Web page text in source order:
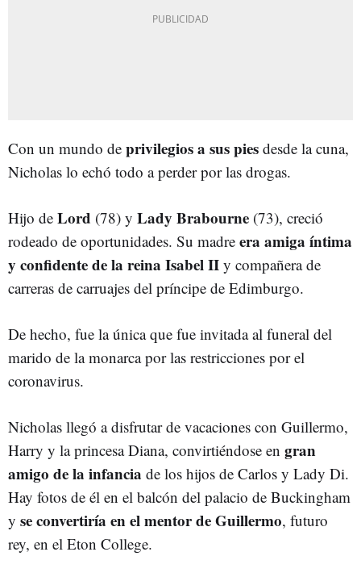
Con un mundo de privilegios a sus pies desde la cuna,
Nicholas lo echó todo a perder por las drogas.
Hijo de Lord (78) y Lady Brabourne (73), creció
rodeado de oportunidades. Su madre era amiga íntima
y confidente de la reina Isabel II y compañera de
carreras de carruajes del príncipe de Edimburgo.
De hecho, fue la única que fue invitada al funeral del
marido de la monarca por las restricciones por el
coronavirus.
Nicholas llegó a disfrutar de vacaciones con Guillermo,
Harry y la princesa Diana, convirtiéndose en gran
amigo de la infancia de los hijos de Carlos y Lady Di.
Hay fotos de él en el balcón del palacio de Buckingham
y se convertiría en el mentor de Guillermo, futuro
rey, en el Eton College.